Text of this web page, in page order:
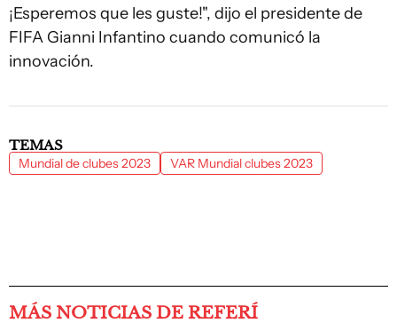
¡Esperemos que les guste!", dijo el presidente de
FIFA Gianni Infantino cuando comunicó la
innovación.
TEMAS
Mundial de clubes 2023 VAR Mundial clubes 2023
MÁS NOTICIAS DE REFERÍ